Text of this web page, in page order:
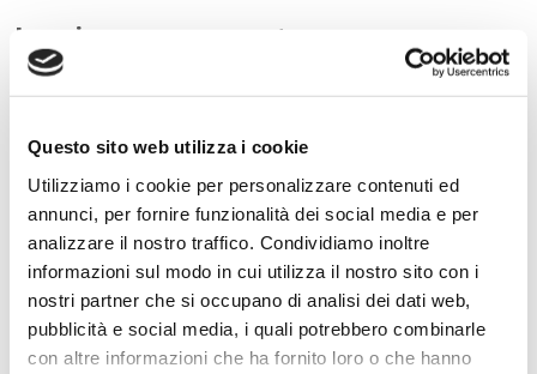
Questo sito web utilizza i cookie
Utilizziamo i cookie per personalizzare contenuti ed
annunci, per fornire funzionalità dei social media e per
analizzare il nostro traffico. Condividiamo inoltre
informazioni sul modo in cui utilizza il nostro sito con i
nostri partner che si occupano di analisi dei dati web,
pubblicità e social media, i quali potrebbero combinarle
con altre informazioni che ha fornito loro o che hanno
Lascia un commento
L'indirizzo email non verrà pubblicato. I campi
Nome*
E-mail*